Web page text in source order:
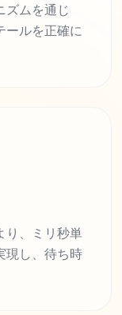
ズムを通じ
ールを正確に
り、ミリ秒単
現し、待ち時